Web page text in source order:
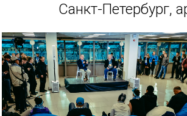
Санкт-Петербург,